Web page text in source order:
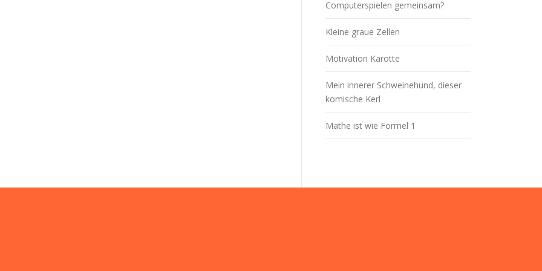
Computerspielen gemeinsam?
Kleine graue Zellen
Motivation Karotte
Mein innerer Schweinehund, dieser
komische Kerl
Mathe ist wie Formel 1